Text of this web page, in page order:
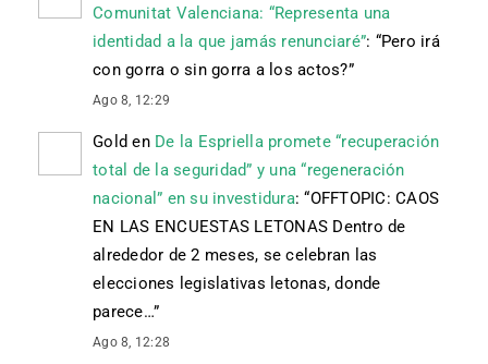
Comunitat Valenciana: “Representa una
identidad a la que jamás renunciaré”: “Pero irá
con gorra o sin gorra a los actos?”
Ago 8, 12:29
Gold en De la Espriella promete “recuperación
total de la seguridad” y una “regeneración
nacional” en su investidura: “OFFTOPIC: CAOS
EN LAS ENCUESTAS LETONAS Dentro de
alrededor de 2 meses, se celebran las
elecciones legislativas letonas, donde
parece…”
Ago 8, 12:28